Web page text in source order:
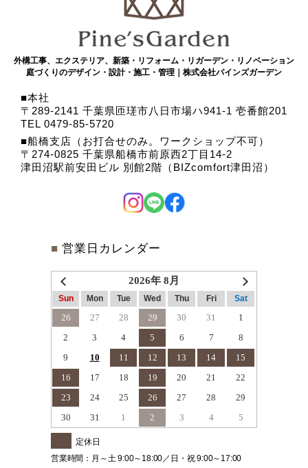
外構工事、エクステリア、新築・リフォーム・リガーデン・リノベーション
庭づくりのデザイン・設計・施工・管理｜株式会社パインズガーデン
本社
〒289-2141 千葉県匝瑳市八日市場ハ941-1 壱番館201
TEL 0479-85-5720
船橋支店（お打合せのみ。ワークショップ不可）
〒274-0825 千葉県船橋市前原西2丁目14-2
津田沼駅前安田ビル 別館2階（BIZcomfort津田沼）
■ 営業日カレンダー
2026年 8月
Sun Mon Tue Wed Thu Fri Sat
26 27 28 29 30 31
1
2
3 4 5 6 7
8
9
10 11 12 13 14
15
16
17 18 19 20 21
22
23
24 25 26 27 28
29
30
31 1 2 3 4 5
定休日
営業時間：月～土 9:00～18:00／日・祝 9:00～17:00